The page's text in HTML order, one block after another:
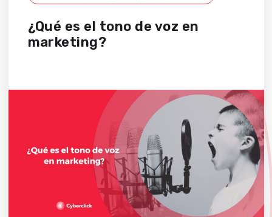
¿Qué es el tono de voz en
marketing?